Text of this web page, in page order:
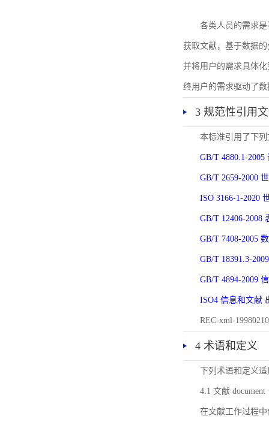
各类人员的需求
获取文献，基于数据
并将用户的需求具体
终用户的需求驱动了
3 规范性引用
本标准引用了下
GB/T 4880.1-
GB/T 2659-2000
ISO 3166-1-2020
GB/T 12406-2008
GB/T 7408-2005
GB/T 18391.3-
GB/T 4894-2009
ISO4 信息和文献
REC-xml-
4 术语和定义
下列术语和定义
4.1 文献 document
在文献工作过程